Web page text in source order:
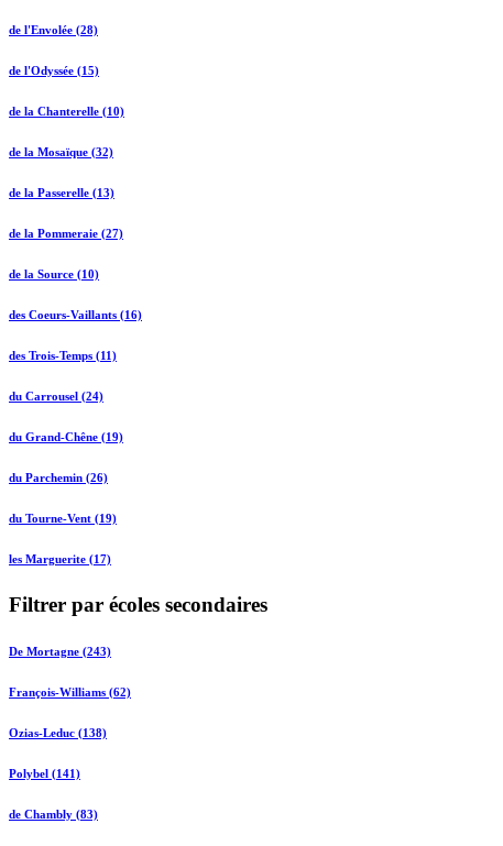
de l'Envolée (28)
de l'Odyssée (15)
de la Chanterelle (10)
de la Mosaïque (32)
de la Passerelle (13)
de la Pommeraie (27)
de la Source (10)
des Coeurs-Vaillants (16)
des Trois-Temps (11)
du Carrousel (24)
du Grand-Chêne (19)
du Parchemin (26)
du Tourne-Vent (19)
les Marguerite (17)
Filtrer par écoles secondaires
De Mortagne (243)
François-Williams (62)
Ozias-Leduc (138)
Polybel (141)
de Chambly (83)